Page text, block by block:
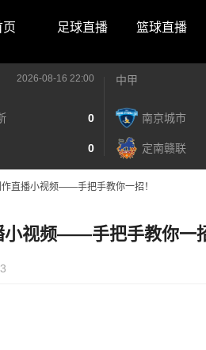
页 足球直播 篮球直播
2026-08-16 22:00
0
0
中甲
南京城市
定南赣联
直播小视频——手把手教你一招！
视频——手把手教你一